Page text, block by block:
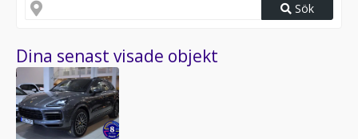
Sök
Dina senast visade objekt